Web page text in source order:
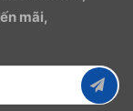
mãi,